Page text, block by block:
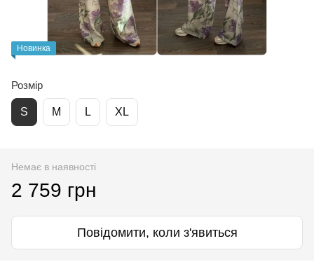
Новинка
Розмір
S M L XL
Немає в наявності
2 759 грн
Повідомити, коли з'явиться